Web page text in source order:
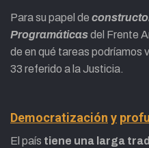
Para su papel de
Programáticasdel Frente
de en qué tareas podríamos
33 referido a la Justicia.
Democratización y
El país tiene una larga